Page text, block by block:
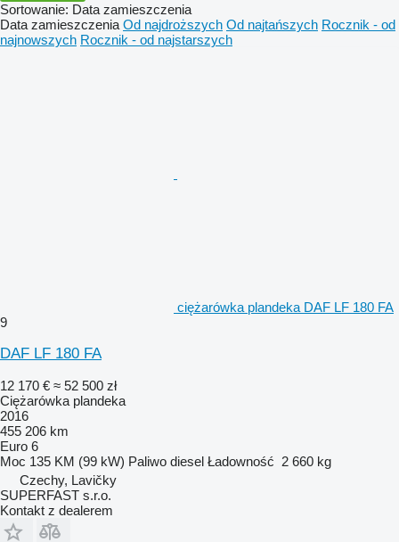
Sortowanie: Data zamieszczenia
Data zamieszczenia Od najdroższych Od najtańszych Rocznik - od
najnowszych Rocznik - od najstarszych
ciężarówka plandeka DAF LF 180 FA
9
DAF LF 180 FA
12 170 € ≈ 52 500 zł
Ciężarówka plandeka
2016
455 206 km
Euro 6
Moc 135 KM (99 kW) Paliwo diesel Ładowność 2 660 kg
Czechy, Lavičky
SUPERFAST s.r.o.
Kontakt z dealerem